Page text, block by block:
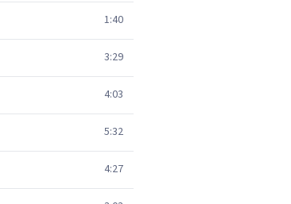
1:40
3:29
4:03
5:32
4:27